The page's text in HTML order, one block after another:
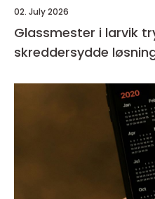
02. July 2026
Glassmester i larvik trygghet, presisjon og
skreddersydde